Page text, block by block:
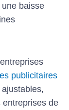
baisse
publicitaires
entreprises de